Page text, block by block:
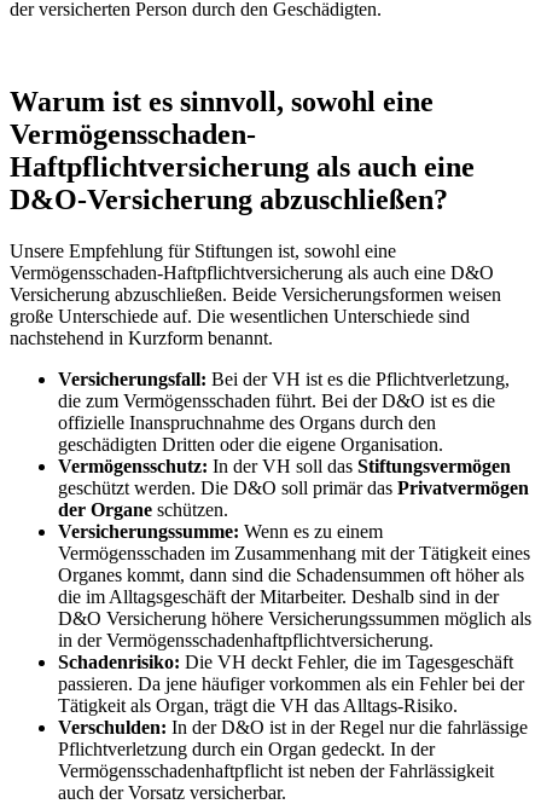
der versicherten Person durch den Geschädigten.
Warum ist es sinnvoll, sowohl eine
Vermögensschaden-
Haftpflichtversicherung als auch eine
D&O-Versicherung abzuschließen?
Unsere Empfehlung für Stiftungen ist, sowohl eine
Vermögensschaden-Haftpflichtversicherung als auch eine D&O
Versicherung abzuschließen. Beide Versicherungsformen weisen
große Unterschiede auf. Die wesentlichen Unterschiede sind
nachstehend in Kurzform benannt.
Versicherungsfall: Bei der VH ist es die Pflichtverletzung,
die zum Vermögensschaden führt. Bei der D&O ist es die
offizielle Inanspruchnahme des Organs durch den
geschädigten Dritten oder die eigene Organisation.
Vermögensschutz: In der VH soll das Stiftungsvermögen
geschützt werden. Die D&O soll primär das Privatvermögen
der Organe schützen.
Versicherungssumme: Wenn es zu einem
Vermögensschaden im Zusammenhang mit der Tätigkeit eines
Organes kommt, dann sind die Schadensummen oft höher als
die im Alltagsgeschäft der Mitarbeiter. Deshalb sind in der
D&O Versicherung höhere Versicherungssummen möglich als
in der Vermögensschadenhaftpflichtversicherung.
Schadenrisiko: Die VH deckt Fehler, die im Tagesgeschäft
passieren. Da jene häufiger vorkommen als ein Fehler bei der
Tätigkeit als Organ, trägt die VH das Alltags-Risiko.
Verschulden: In der D&O ist in der Regel nur die fahrlässige
Pflichtverletzung durch ein Organ gedeckt. In der
Vermögensschadenhaftpflicht ist neben der Fahrlässigkeit
auch der Vorsatz versicherbar.